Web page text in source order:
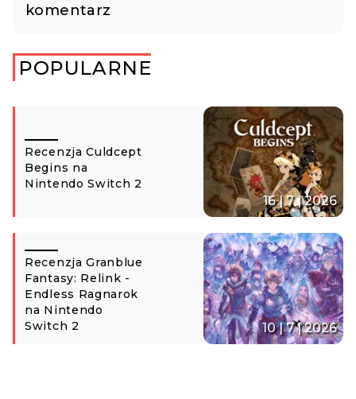
komentarz
POPULARNE
Recenzja Culdcept
Begins na
Nintendo Switch 2
16 | 7 | 2026
Recenzja Granblue
Fantasy: Relink -
Endless Ragnarok
na Nintendo
Switch 2
10 | 7 | 2026